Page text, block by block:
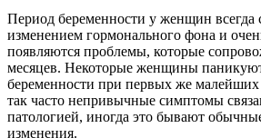
Период беременности у женщин всегда
изменением гормонального фона и
появляются проблемы, которые
месяцев. Некоторые женщины
беременности при первых же
так часто непривычные симптомы
патологией, иногда это бывают
изменения.